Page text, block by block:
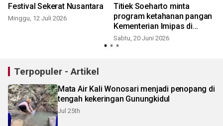
Festival Sekerat Nusantara
Minggu, 12 Juli 2026
Titiek Soeharto minta
program ketahanan pangan
Kementerian Imipas di
Nusakambangan ditiru
Sabtu, 20 Juni 2026
Terpopuler - Artikel
Mata Air Kali Wonosari menjadi penopang di
tengah kekeringan Gunungkidul
Jul 25th